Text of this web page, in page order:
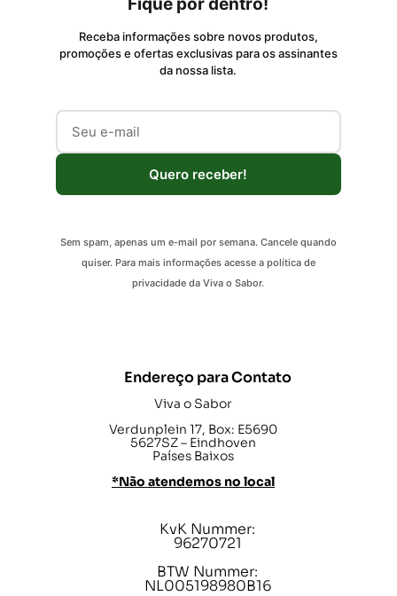
Receba informações sobre novos produtos,
promoções e ofertas exclusivas para os assinantes
da nossa lista.
Quero receber!
Sem spam, apenas um e-mail por semana. Cancele quando
quiser. Para mais informações acesse a política de
privacidade da Viva o Sabor.
Endereço para Contato
Viva o Sabor
Verdunplein 17, Box: E5690
5627SZ – Eindhoven
Países Baixos
*Não atendemos no local
KvK Nummer:
96270721
BTW Nummer:
NL005198980B16